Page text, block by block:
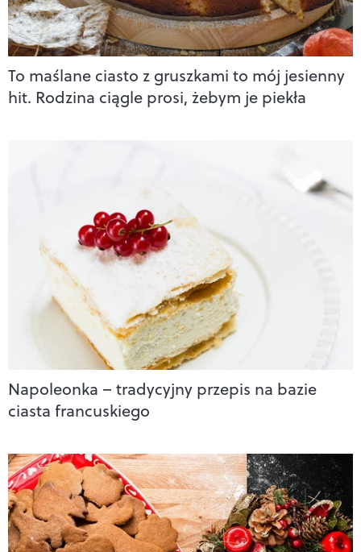
To maślane ciasto z gruszkami to mój jesienny
hit. Rodzina ciągle prosi, żebym je piekła
Napoleonka – tradycyjny przepis na bazie
ciasta francuskiego